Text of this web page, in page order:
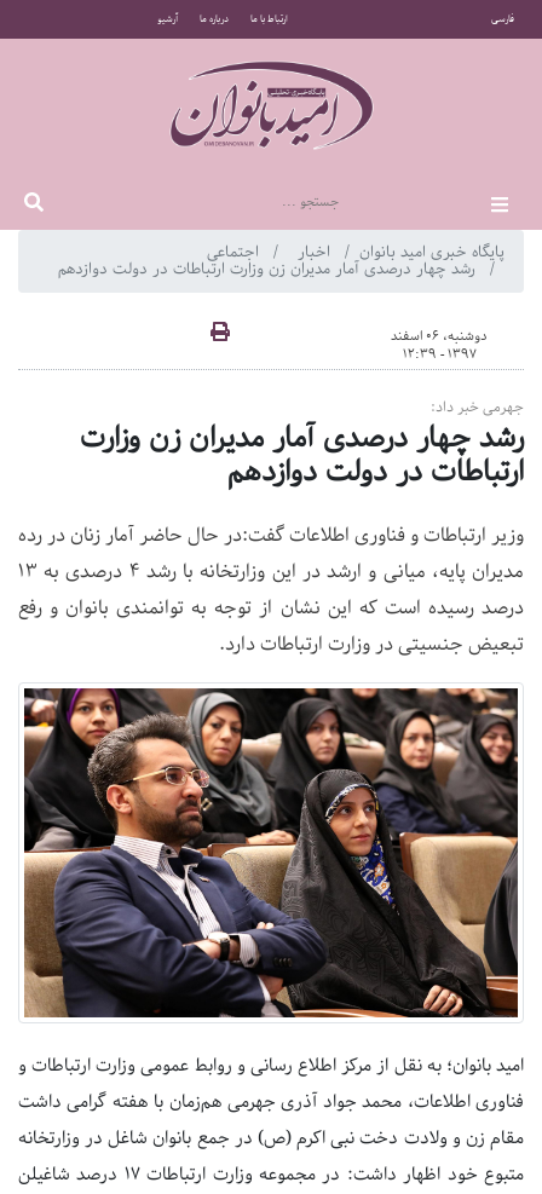
فارسی ارتباط با ما درباره ما آرشیو
پایگاه خبری امید بانوان اخبار اجتماعی
رشد چهار درصدی آمار مدیران زن وزارت ارتباطات در دولت دوازدهم
دوشنبه، 06 اسفند
1397 - 12:39
جهرمی خبر داد:
رشد چهار درصدی آمار مدیران زن وزارت
ارتباطات در دولت دوازدهم
وزیر ارتباطات و فناوری اطلاعات گفت:در حال حاضر آمار زنان در رده
مدیران پایه، میانی و ارشد در این وزارتخانه با رشد 4 درصدی به 13
درصد رسیده است که این نشان از توجه به توانمندی بانوان و رفع
تبعیض جنسیتی در وزارت ارتباطات دارد.
امید بانوان؛ به نقل از مرکز اطلاع رسانی و روابط عمومی وزارت ارتباطات و
فناوری اطلاعات، محمد جواد آذری جهرمی هم‌زمان با هفته گرامی داشت
مقام زن و ولادت دخت نبی اکرم (ص) در جمع بانوان شاغل در وزارتخانه
متبوع خود اظهار داشت: در مجموعه وزارت ارتباطات 17 درصد شاغیلن